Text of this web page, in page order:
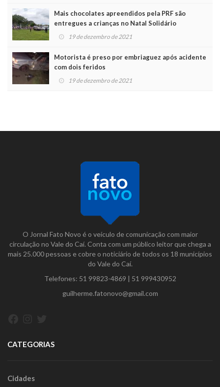
Mais chocolates apreendidos pela PRF são
entregues a crianças no Natal Solidário
19 de dezembro de 2021
Motorista é preso por embriaguez após acidente
com dois feridos
19 de dezembro de 2021
O Jornal Fato Novo é o veículo de comunicação com maior
circulação no Vale do Caí. Conta com um público leitor que chega a
mais 25.000 pessoas e cobre o noticiário de todos os 18 municípios
do Vale do Caí.
Telefones: 51 99823-4869 | 51 999430952
guilherme.fatonovo@gmail.com
CATEGORIAS
Cidades